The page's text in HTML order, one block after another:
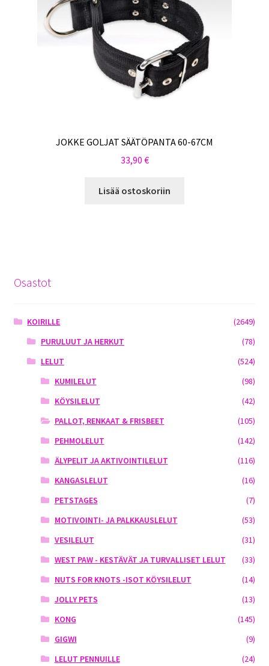
JOKKE GOLJAT SÄÄTÖPANTA 60-67CM
33,90 €
Lisää ostoskoriin
Osastot
KOIRILLE
(2649)
PURULUUT JA HERKUT
(78)
LELUT
(524)
KUMILELUT
(98)
KÖYSILELUT
(42)
PALLOT, RENKAAT & FRISBEET
(105)
PEHMOLELUT
(142)
ÄLYPELIT JA AKTIVOINTILELUT
(116)
KANGASLELUT
(16)
PETSTAGES
(7)
MOTIVOINTI- JA PALKKAUSLELUT
(53)
VESILELUT
(31)
WEST PAW - KESTÄVÄT JA TURVALLISET LELUT
(33)
NUTS FOR KNOTS -ISOT KÖYSILELUT
(14)
JOLLY PETS
(13)
KONG
(145)
GIGWI
(9)
LELUT PENNUILLE
(24)